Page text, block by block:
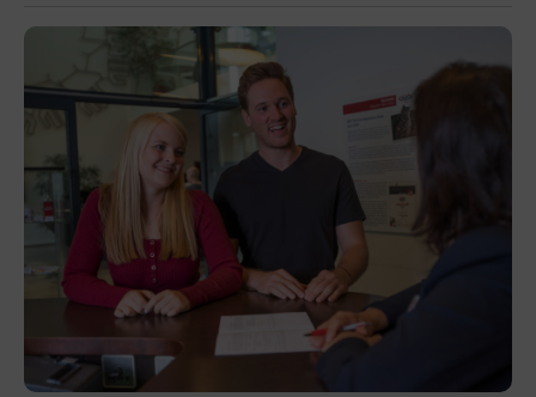
Ingenieurzertifizierung
BFI Reutte
BFI Schwaz